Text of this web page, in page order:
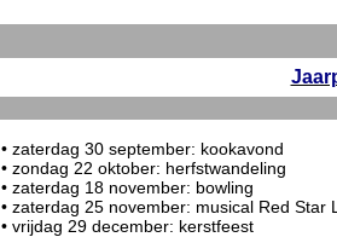
• zaterdag 30 september: kookavond
• zondag 22 oktober: herfstwandeling
• zaterdag 18 november: bowling
• zaterdag 25 november: musical Red Star
• vrijdag 29 december: kerstfeest